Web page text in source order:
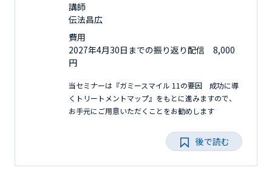
講師
伝法昌広
費用
2027年4月30日までの振り返り配信 8,000
円
当セミナーは『ガミースマイル 11の要因 成功に導
くトリートメントマップ』をもとに進みますので、
お手元にご用意いただくことをお勧めします
後で読む